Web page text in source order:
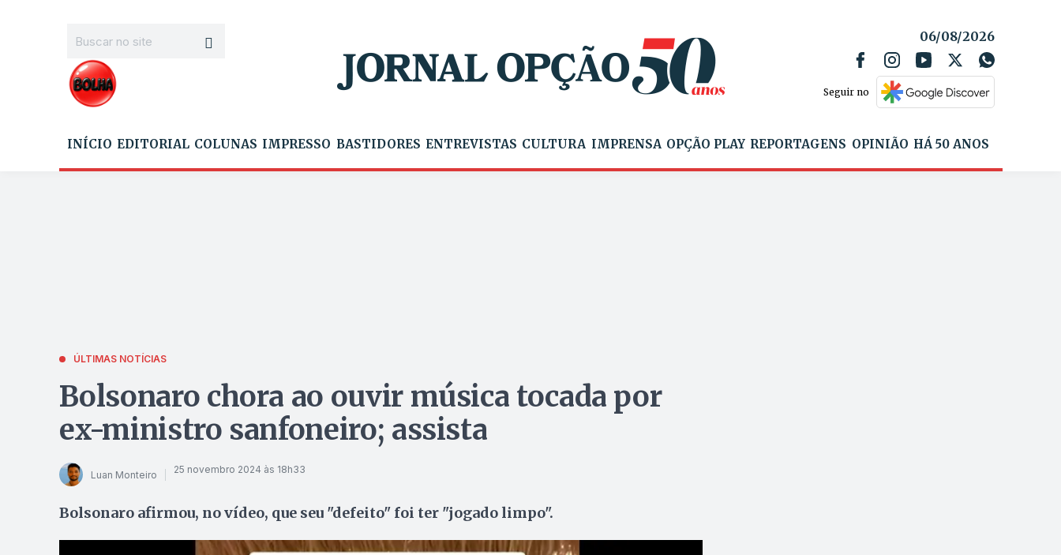
06/08/2026
Seguir no
INÍCIO EDITORIAL COLUNAS IMPRESSO BASTIDORES ENTREVISTAS CULTURA IMPRENSA OPÇÃO PLAY REPORTAGENS OPINIÃO HÁ 50 ANOS
ÚLTIMAS NOTÍCIAS
Bolsonaro chora ao ouvir música tocada por
ex-ministro sanfoneiro; assista
Luan Monteiro 25 novembro 2024 às 18h33
Bolsonaro afirmou, no vídeo, que seu "defeito" foi ter "jogado limpo".